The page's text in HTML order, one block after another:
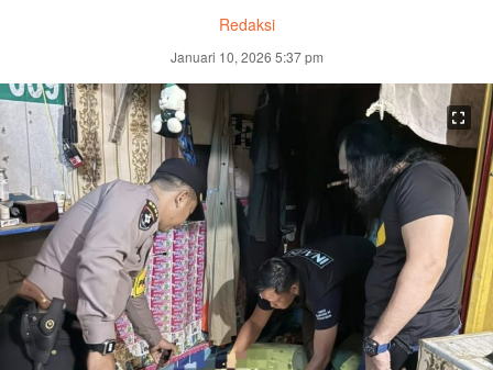
Redaksi
Januari 10, 2026 5:37 pm